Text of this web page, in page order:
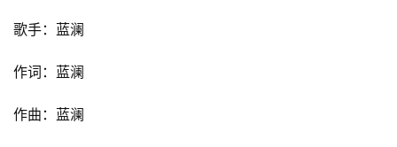
歌手：蓝澜
作词：蓝澜
作曲：蓝澜